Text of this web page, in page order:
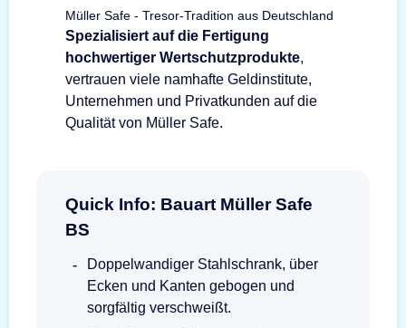
Müller Safe - Tresor-Tradition aus Deutschland
Spezialisiert auf die Fertigung
hochwertiger Wertschutzprodukte,
vertrauen viele namhafte Geldinstitute,
Unternehmen und Privatkunden auf die
Qualität von Müller Safe.
Quick Info: Bauart Müller Safe
BS
Doppelwandiger Stahlschrank, über
Ecken und Kanten gebogen und
sorgfältig verschweißt.